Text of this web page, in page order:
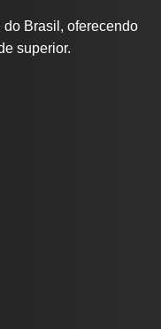
Brasil, oferecendo
superior.